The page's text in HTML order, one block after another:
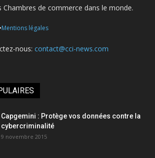
Chambres de commerce dans le monde.
•Mentions légales
nous: contact@cci-news.com
Capgemini : Protège vos données contre la
cybercriminalité
9 novembre 2015